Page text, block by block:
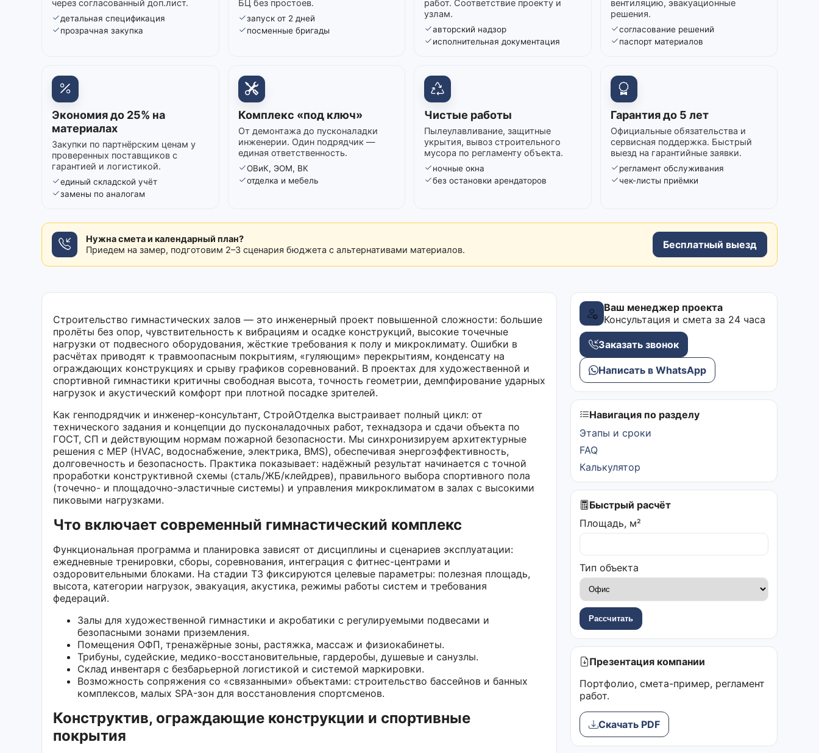
через согласованный доп.лист.
детальная спецификация
прозрачная закупка
БЦ без простоев.
запуск от 2 дней
посменные бригады
работ. Соответствие проекту и
узлам.
авторский надзор
исполнительная документация
вентиляцию, эвакуационные
решения.
согласование решений
паспорт материалов
Экономия до 25% на
материалах
Закупки по партнёрским ценам у
проверенных поставщиков с
гарантией и логистикой.
единый складской учёт
замены по аналогам
Комплекс «под ключ»
От демонтажа до пусконаладки
инженерии. Один подрядчик —
единая ответственность.
ОВиК, ЭОМ, ВК
отделка и мебель
Чистые работы
Пылеулавливание, защитные
укрытия, вывоз строительного
мусора по регламенту объекта.
ночные окна
без остановки арендаторов
Гарантия до 5 лет
Официальные обязательства и
сервисная поддержка. Быстрый
выезд на гарантийные заявки.
регламент обслуживания
чек-листы приёмки
Нужна смета и календарный план?
Приедем на замер, подготовим 2–3 сценария бюджета с альтернативами материалов.
Бесплатный выезд
Строительство гимнастических залов — это инженерный проект повышенной сложности: большие
пролёты без опор, чувствительность к вибрациям и осадке конструкций, высокие точечные
нагрузки от подвесного оборудования, жёсткие требования к полу и микроклимату. Ошибки в
расчётах приводят к травмоопасным покрытиям, «гуляющим» перекрытиям, конденсату на
ограждающих конструкциях и срыву графиков соревнований. В проектах для художественной и
спортивной гимнастики критичны свободная высота, точность геометрии, демпфирование ударных
нагрузок и акустический комфорт при плотной посадке зрителей.
Как генподрядчик и инженер-консультант, СтройОтделка выстраивает полный цикл: от
технического задания и концепции до пусконаладочных работ, технадзора и сдачи объекта по
ГОСТ, СП и действующим нормам пожарной безопасности. Мы синхронизируем архитектурные
решения с MEP (HVAC, водоснабжение, электрика, BMS), обеспечивая энергоэффективность,
долговечность и безопасность. Практика показывает: надёжный результат начинается с точной
проработки конструктивной схемы (сталь/ЖБ/клейдрев), правильного выбора спортивного пола
(точечно- и площадочно-эластичные системы) и управления микроклиматом в залах с высокими
пиковыми нагрузками.
Что включает современный гимнастический комплекс
Функциональная программа и планировка зависят от дисциплины и сценариев эксплуатации:
ежедневные тренировки, сборы, соревнования, интеграция с фитнес-центрами и
оздоровительными блоками. На стадии ТЗ фиксируются целевые параметры: полезная площадь,
высота, категории нагрузок, эвакуация, акустика, режимы работы систем и требования
федераций.
Залы для художественной гимнастики и акробатики с регулируемыми подвесами и
безопасными зонами приземления.
Помещения ОФП, тренажёрные зоны, растяжка, массаж и физиокабинеты.
Трибуны, судейские, медико-восстановительные, гардеробы, душевые и санузлы.
Склад инвентаря с безбарьерной логистикой и системой маркировки.
Возможность сопряжения со «связанными» объектами: строительство бассейнов и банных
комплексов, малых SPA-зон для восстановления спортсменов.
Конструктив, ограждающие конструкции и спортивные
покрытия
Ваш менеджер проекта
Консультация и смета за 24 часа
Заказать звонок
Написать в WhatsApp
Навигация по разделу
Этапы и сроки
FAQ
Калькулятор
Быстрый расчёт
Площадь, м²
Тип объекта
Рассчитать
Презентация компании
Портфолио, смета-пример, регламент
работ.
Скачать PDF